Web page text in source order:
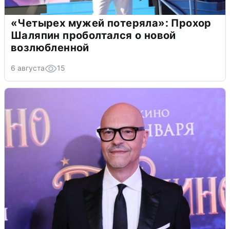
«Четырех мужей потеряла»: Прохор
Шаляпин проболтался о новой
возлюбленной
6 августа 15